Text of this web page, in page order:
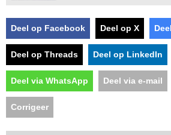
Deel op Facebook Deel op X
Deel op Threads Deel op LinkedIn
Deel via WhatsApp Deel via e-mail
Corrigeer